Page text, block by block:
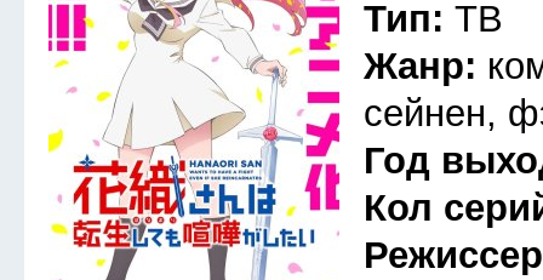
Тип: ТВ
Жанр:
сейнен,
Год
Кол